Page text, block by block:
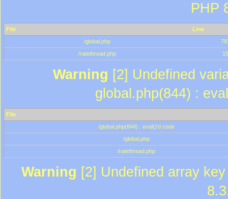
PHP
File
Line
/global.php
/ratethread.php
15
Warning [2] Undefined
global.php(844) :
File
/global.php(844) : eval()'d code
/global.php
/ratethread.php
Warning [2] Undefined array